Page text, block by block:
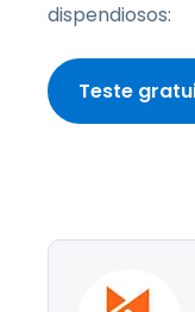
dispendiosos:
Teste